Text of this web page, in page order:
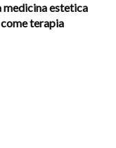
medicina estetica
terapia